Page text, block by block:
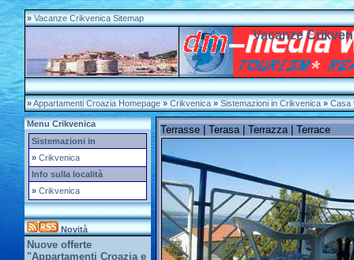
» Vacanze Crikvenica Sitemap
Vacanze
»Appartamenti Croazia Homepage » Crikvenica » Sistemazioni in Crikvenica » Casa
Menu Crikvenica
Sistemazioni in
» Crikvenica
Info sulla località
» Crikvenica
Novità
Nuove offerte
"Appartamenti Croazia e
Terrasse | Terasa | Terrazza | Terrace